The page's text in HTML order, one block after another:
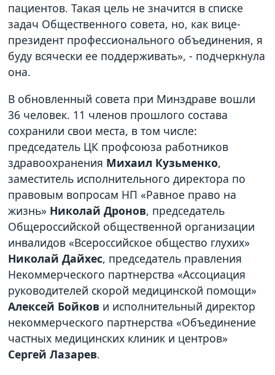
пациентов. Такая цель не значится в списке
задач Общественного совета, но, как вице-
президент профессионального объединения, я
буду всячески ее поддерживать», - подчеркнула
она.
В обновленный совета при Минздраве вошли
36 человек. 11 членов прошлого состава
сохранили свои места, в том числе:
председатель ЦК профсоюза работников
здравоохранения Михаил Кузьменко,
заместитель исполнительного директора по
правовым вопросам НП «Равное право на
жизнь» Николай Дронов, председатель
Общероссийской общественной организации
инвалидов «Всероссийское общество глухих»
Николай Дайхес, председатель правления
Некоммерческого партнерства «Ассоциация
руководителей скорой медицинской помощи»
Алексей Бойков и исполнительный директор
некоммерческого партнерства «Объединение
частных медицинских клиник и центров»
Сергей Лазарев.